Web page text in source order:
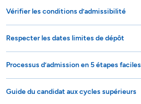
Vérifier les conditions d’admissibilité
Respecter les dates limites de dépôt
Processus d’admission en 5 étapes faciles
Guide du candidat aux cycles supérieurs